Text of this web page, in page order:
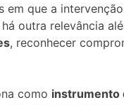
em que a
outra relevância
, reconhecer
como instrumento